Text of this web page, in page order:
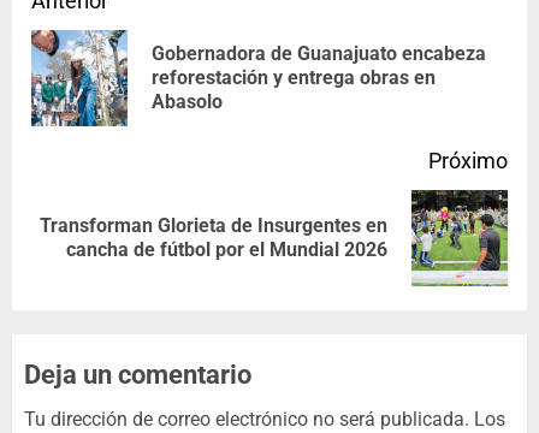
Gobernadora de Guanajuato encabeza
reforestación y entrega obras en
Abasolo
Próximo
Transforman Glorieta de Insurgentes en
cancha de fútbol por el Mundial 2026
Deja un comentario
Tu dirección de correo electrónico no será publicada. Los